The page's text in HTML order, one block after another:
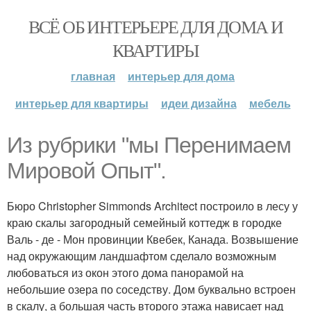
ВСЁ ОБ ИНТЕРЬЕРЕ ДЛЯ ДОМА И
КВАРТИРЫ
главная
интерьер для дома
интерьер для квартиры
идеи дизайна мебель
Из рубрики "мы Перенимаем
Мировой Опыт".
Бюро Christopher Simmonds Architect построило в лесу у
краю скалы загородный семейный коттедж в городке
Валь - де - Мон провинции Квебек, Канада. Возвышение
над окружающим ландшафтом сделало возможным
любоваться из окон этого дома панорамой на
небольшие озера по соседству. Дом буквально встроен
в скалу, а большая часть второго этажа нависает над